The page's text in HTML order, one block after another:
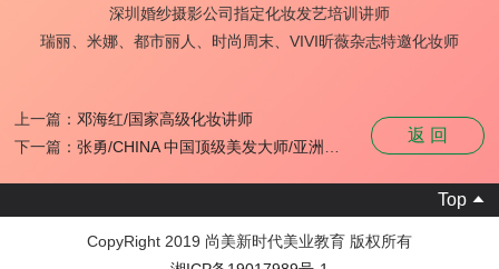
深圳婚纱摄影公司指定化妆发艺培训讲师
瑞丽、米娜、都市丽人、时尚周末、VIVI昕薇杂志特邀化妆师
上一篇：邓海红/国家高级化妆讲师
下一篇：张勇/CHINA 中国顶级美发大师/亚洲发型协会会长
返 回
Top
CopyRight 2019 尚美新时代美业教育 版权所有